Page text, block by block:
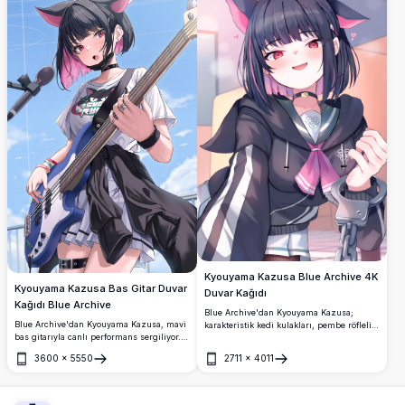
içermektedir.
Kyouyama Kazusa Bas Gitar Duvar
Kağıdı Blue Archive
Blue Archive'dan Kyouyama Kazusa, mavi
bas gitarıyla canlı performans sergiliyor.
pembe saçları, boyun bandı ve açık
3600 × 5550
Aç
Kyouyama Kazusa Blue Archive 4K
Duvar Kağıdı
Blue Archive'dan Kyouyama Kazusa;
karakteristik kedi kulakları, pembe röfleli
üniforması ve kelepçeleriyle. Canlı renkler
ve detaylı çizimlerle yüksek çözünürlüklü
2711 × 4011
Aç